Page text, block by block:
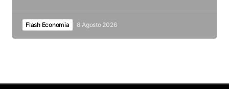
Flash Economia 8 Agosto 2026